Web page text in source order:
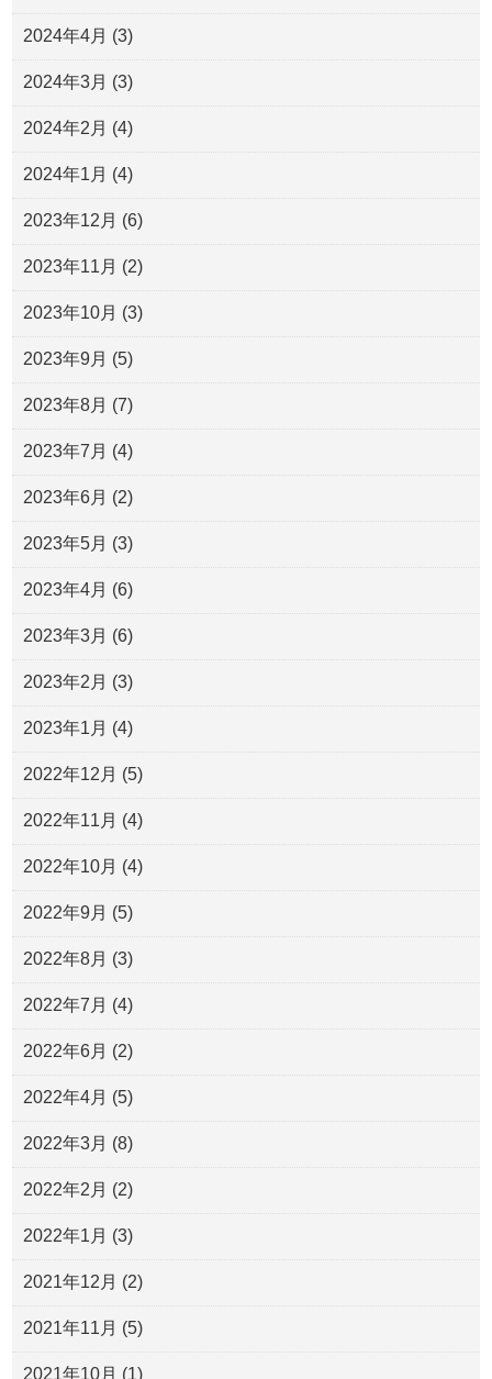
2024年4月 (3)
2024年3月 (3)
2024年2月 (4)
2024年1月 (4)
2023年12月 (6)
2023年11月 (2)
2023年10月 (3)
2023年9月 (5)
2023年8月 (7)
2023年7月 (4)
2023年6月 (2)
2023年5月 (3)
2023年4月 (6)
2023年3月 (6)
2023年2月 (3)
2023年1月 (4)
2022年12月 (5)
2022年11月 (4)
2022年10月 (4)
2022年9月 (5)
2022年8月 (3)
2022年7月 (4)
2022年6月 (2)
2022年4月 (5)
2022年3月 (8)
2022年2月 (2)
2022年1月 (3)
2021年12月 (2)
2021年11月 (5)
2021年10月 (1)